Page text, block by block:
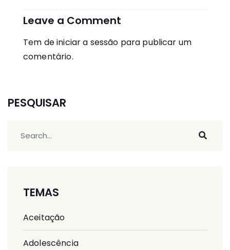
artigos
Leave a Comment
Tem deiniciar a sessão para publicar um
comentário.
PESQUISAR
TEMAS
Aceitação
Adolescência